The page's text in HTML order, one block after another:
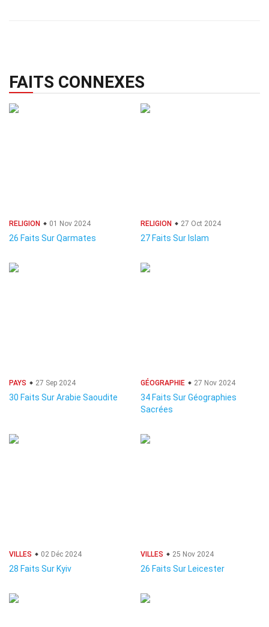
FAITS CONNEXES
RELIGION 01 Nov 2024
26 Faits Sur Qarmates
RELIGION 27 Oct 2024
27 Faits Sur Islam
PAYS 27 Sep 2024
30 Faits Sur Arabie Saoudite
GÉOGRAPHIE 27 Nov 2024
34 Faits Sur Géographies
Sacrées
VILLES 02 Déc 2024
28 Faits Sur Kyiv
VILLES 25 Nov 2024
26 Faits Sur Leicester